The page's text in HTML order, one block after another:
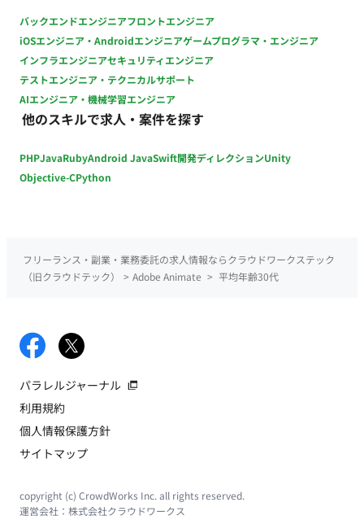
バックエンドエンジニアフロントエンジニア
iOSエンジニア・Androidエンジニアゲームプログラマ・エンジニア
インフラエンジニアセキュリティエンジニア
テストエンジニア・テクニカルサポート
AIエンジニア・機械学習エンジニア
他のスキルで求人・案件を探す
PHPJavaRubyAndroid JavaSwift開発ディレクションUnity
Objective-CPython
フリーランス・副業・業務委託の求人情報ならクラウドワークステック
（旧クラウドテック）
> Adobe Animate > 平均年齢30代
パラレルジャーナル
利用規約
個人情報保護方針
サイトマップ
copyright (c) CrowdWorks Inc. all rights reserved.
運営会社： 株式会社クラウドワークス